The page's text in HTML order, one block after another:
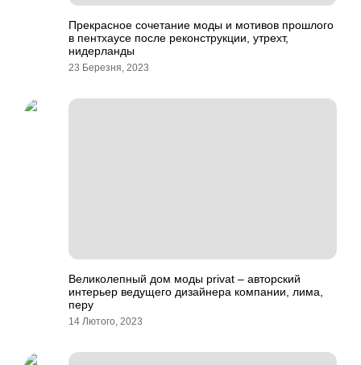
Прекрасное сочетание моды и мотивов прошлого
в пентхаусе после реконструкции, утрехт,
нидерланды
23 Березня, 2023
Великолепный дом моды privat – авторский
интерьер ведущего дизайнера компании, лима,
перу
14 Лютого, 2023